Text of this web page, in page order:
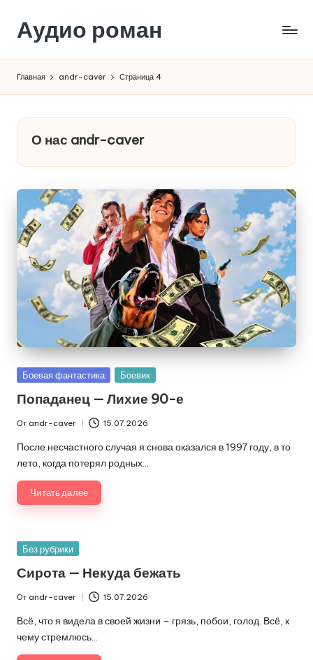
Перейти
содержимому
Аудио роман
Главная andr-caver Страница 4
О нас andr-caver
Опубликовано
Боевая фантастика Боевик
Попаданец — Лихие 90-е
Запись
от
От andr-caver 15.07.2026
После несчастного случая я снова оказался в 1997 году, в то
лето, когда потерял родных…
Читать далее
Опубликовано
Без рубрики
Сирота — Некуда бежать
Запись
от
От andr-caver 15.07.2026
Всё, что я видела в своей жизни – грязь, побои, голод. Всё, к
чему стремлюсь…